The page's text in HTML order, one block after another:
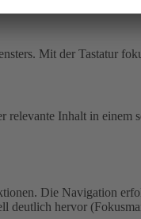
Mit der Tastatur
Inhalt in einem
Die Navigation
deutlich hervor